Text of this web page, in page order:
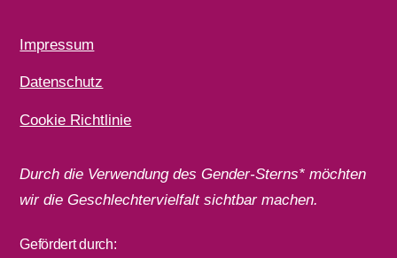
Impressum
Datenschutz
Cookie Richtlinie
Durch die Verwendung des Gender-Sterns* möchten
wir die Geschlechtervielfalt sichtbar machen.
Gefördert durch: